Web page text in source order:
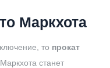
Маркхота
то прокат
станет